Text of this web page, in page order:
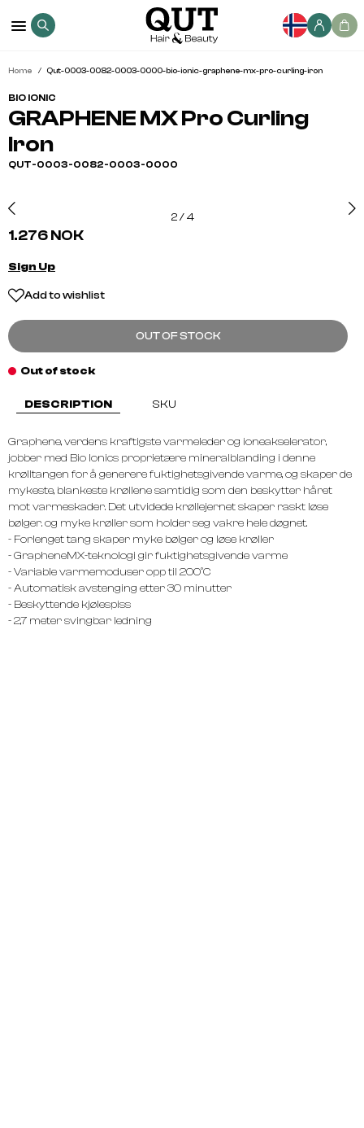
Home Qut-0003-0082-0003-0000-bio-ionic-graphene-mx-pro-curling-iron
BIO IONIC
GRAPHENE MX Pro Curling
Iron
QUT-0003-0082-0003-0000
2/4
1.276 NOK
Sign Up
Add to wishlist
OUT OF STOCK
Out of stock
DESCRIPTION SKU
Graphene, verdens kraftigste varmeleder og ioneakselerator,
jobber med Bio Ionics proprietære mineralblanding i denne
krølltangen for å generere fuktighetsgivende varme, og skaper de
mykeste, blankeste krøllene samtidig som den beskytter håret
mot varmeskader. Det utvidede krøllejernet skaper raskt løse
bølger. og myke krøller som holder seg vakre hele døgnet.
- Forlenget tang skaper myke bølger og løse krøller
- GrapheneMX-teknologi gir fuktighetsgivende varme
- Variable varmemoduser opp til 200°C
- Automatisk avstenging etter 30 minutter
- Beskyttende kjølespiss
- 2,7 meter svingbar ledning